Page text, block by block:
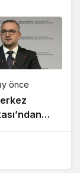
önce
Rizespor,